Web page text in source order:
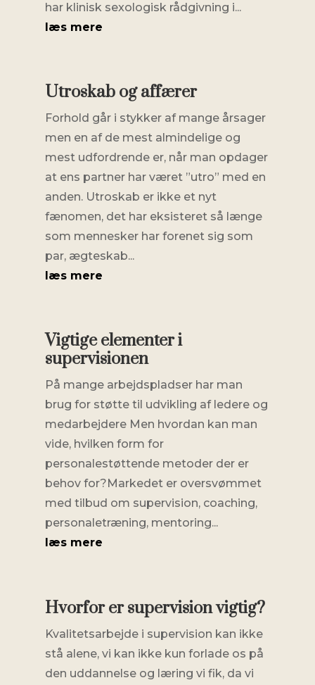
har klinisk sexologisk rådgivning i...
læs mere
Utroskab og affærer
Forhold går i stykker af mange årsager
men en af de mest almindelige og
mest udfordrende er, når man opdager
at ens partner har været ”utro” med en
anden. Utroskab er ikke et nyt
fænomen, det har eksisteret så længe
som mennesker har forenet sig som
par, ægteskab...
læs mere
Vigtige elementer i
supervisionen
På mange arbejdspladser har man
brug for støtte til udvikling af ledere og
medarbejdere Men hvordan kan man
vide, hvilken form for
personalestøttende metoder der er
behov for?Markedet er oversvømmet
med tilbud om supervision, coaching,
personaletræning, mentoring...
læs mere
Hvorfor er supervision vigtig?
Kvalitetsarbejde i supervision kan ikke
stå alene, vi kan ikke kun forlade os på
den uddannelse og læring vi fik, da vi